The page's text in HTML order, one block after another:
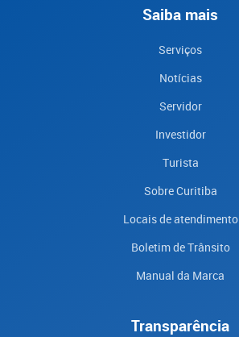
Saiba mais
Serviços
Notícias
Servidor
Investidor
Turista
Sobre Curitiba
Locais de atendimento
Boletim de Trânsito
Manual da Marca
Transparência